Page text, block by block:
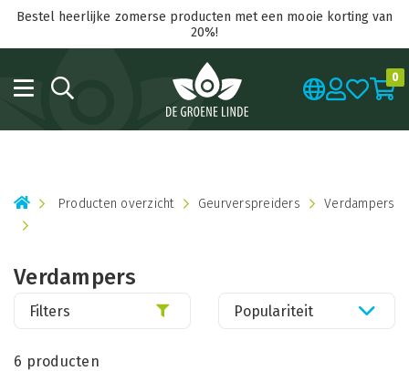
Bestel heerlijke zomerse producten met een mooie korting van
20%!
0
Producten overzicht Geurverspreiders Verdampers
Verdampers
6 producten
Filters Populariteit